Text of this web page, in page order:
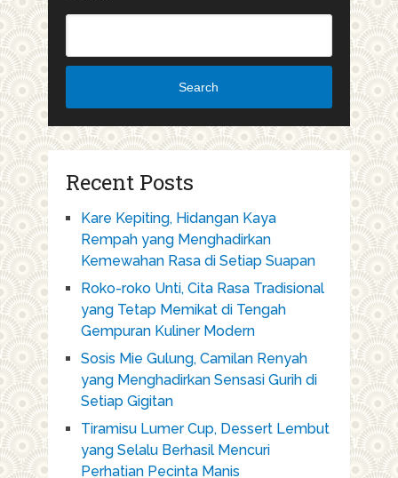
Search
Recent Posts
Kare Kepiting, Hidangan Kaya
Rempah yang Menghadirkan
Kemewahan Rasa di Setiap Suapan
Roko-roko Unti, Cita Rasa Tradisional
yang Tetap Memikat di Tengah
Gempuran Kuliner Modern
Sosis Mie Gulung, Camilan Renyah
yang Menghadirkan Sensasi Gurih di
Setiap Gigitan
Tiramisu Lumer Cup, Dessert Lembut
yang Selalu Berhasil Mencuri
Perhatian Pecinta Manis